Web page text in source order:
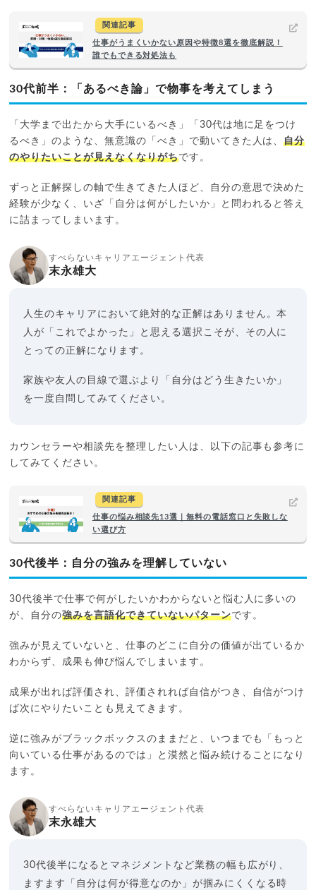
関連記事
仕事がうまくいかない原因や特徴8選を徹底解説！
誰でもできる対処法も
30代前半：「あるべき論」で物事を考えてしまう
「大学まで出たから大手にいるべき」「30代は地に足をつけ
るべき」のような、無意識の「べき」で動いてきた人は、自分
のやりたいことが見えなくなりがちです。
ずっと正解探しの軸で生きてきた人ほど、自分の意思で決めた
経験が少なく、いざ「自分は何がしたいか」と問われると答え
に詰まってしまいます。
すべらないキャリアエージェント代表
末永雄大
人生のキャリアにおいて絶対的な正解はありません。本
人が「これでよかった」と思える選択こそが、その人に
とっての正解になります。
家族や友人の目線で選ぶより「自分はどう生きたいか」
を一度自問してみてください。
カウンセラーや相談先を整理したい人は、以下の記事も参考に
してみてください。
関連記事
仕事の悩み相談先13選｜無料の電話窓口と失敗しな
い選び方
30代後半：自分の強みを理解していない
30代後半で仕事で何がしたいかわからないと悩む人に多いの
が、自分の強みを言語化できていないパターンです。
強みが見えていないと、仕事のどこに自分の価値が出ているか
わからず、成果も伸び悩んでしまいます。
成果が出れば評価され、評価されれば自信がつき、自信がつけ
ば次にやりたいことも見えてきます。
逆に強みがブラックボックスのままだと、いつまでも「もっと
向いている仕事があるのでは」と漠然と悩み続けることになり
ます。
すべらないキャリアエージェント代表
末永雄大
30代後半になるとマネジメントなど業務の幅も広がり、
ますます「自分は何が得意なのか」が掴みにくくなる時